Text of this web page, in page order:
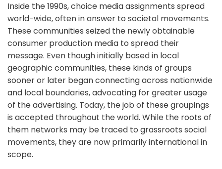
Inside the 1990s, choice media assignments spread
world-wide, often in answer to societal movements.
These communities seized the newly obtainable
consumer production media to spread their
message. Even though initially based in local
geographic communities, these kinds of groups
sooner or later began connecting across nationwide
and local boundaries, advocating for greater usage
of the advertising. Today, the job of these groupings
is accepted throughout the world. While the roots of
them networks may be traced to grassroots social
movements, they are now primarily international in
scope.